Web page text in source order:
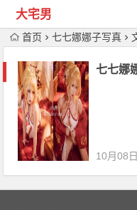
大宅男
首页 七七娜娜子写真
七七娜
10月08日